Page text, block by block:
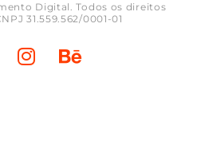
Digital. Todos os direitos
31.559.562/0001-01